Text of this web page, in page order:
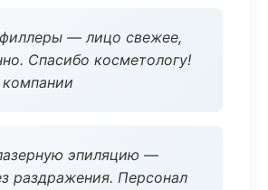
— лицо свежее,
Спасибо косметологу!
эпиляцию —
раздражения. Персонал